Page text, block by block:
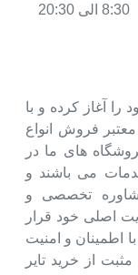
۱۳۶۵ فعالیت خود را آغاز کرده و با
فروش انواع
های ما در
می باشند و
مشاوره تخصصی و
اصلی خود قرار
اطمینان و امنیت
از خرید تایر
8:30 الی 20:30